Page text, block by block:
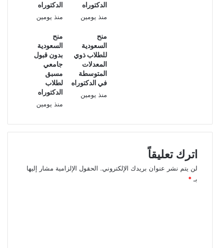
الدكتوراه
منذ يومين
الدكتوراه
منذ يومين
منح
السعودية
للطلاب ذوي
المعدلات
المتوسطة
في الدكتوراه
منذ يومين
منح
السعودية
بدون قبول
جامعي
مسبق
لطلاب
الدكتوراه
منذ يومين
اترك تعليقاً
لن يتم نشر عنوان بريدك الإلكتروني. الحقول الإلزامية مشار إليها
بـ *